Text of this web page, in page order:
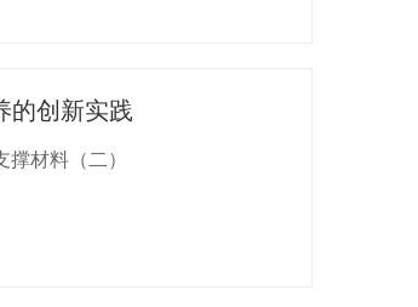
的创新实践